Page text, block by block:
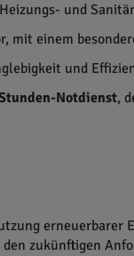
und
einem
und
Notdienst,
erneuerbarer
zukünftigen